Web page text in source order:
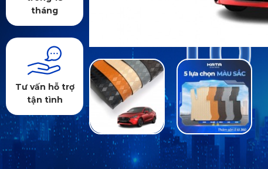
tháng
Tư vấn hỗ trợ
tận tình